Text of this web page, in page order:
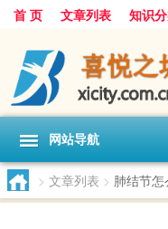
首 页 文章列表 知识
网站导航
> 文章列表 > 肺结节